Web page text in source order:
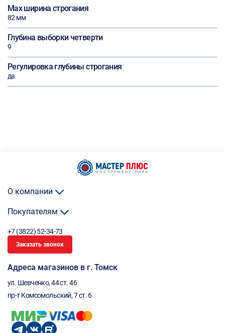
Max ширина строгания
82 мм
Глубина выборки четверти
9
Регулировка глубины строгания
да
О компании
Покупателям
+7 (3822) 52-34-73
Заказать звонок
Адреса магазинов в г. Томск
ул. Шевченко, 44 ст. 46
пр-т Комсомольский, 7 ст. 6